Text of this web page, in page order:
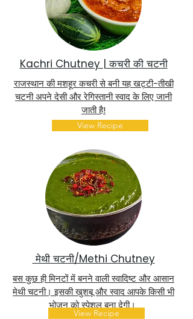
Kachri Chutney | कचरी की चटनी
राजस्थान की मशहूर कचरी से बनी यह खट्टी-तीखी
चटनी अपने देसी और रेगिस्तानी स्वाद के लिए जानी
जाती है!
मेथी चटनी/Methi Chutney
बस कुछ ही मिनटों में बनने वाली स्वादिष्ट और आसान
मेथी चटनी। इसकी खुशबू और स्वाद आपके किसी भी
भोजन को स्पेशल बना देगी।
View Recipe
View Recipe